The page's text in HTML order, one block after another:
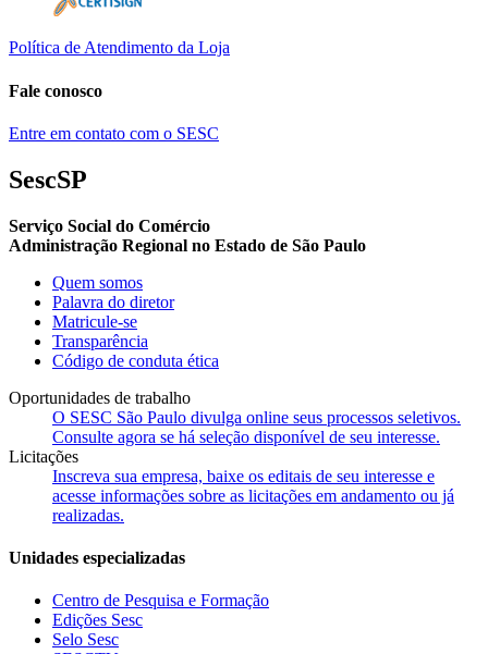
Política de Atendimento da Loja
Fale conosco
Entre em contato com o SESC
SescSP
Serviço Social do Comércio
Administração Regional no Estado de São Paulo
Quem somos
Palavra do diretor
Matricule-se
Transparência
Código de conduta ética
Oportunidades de trabalho
O SESC São Paulo divulga online seus processos seletivos.
Consulte agora se há seleção disponível de seu interesse.
Licitações
Inscreva sua empresa, baixe os editais de seu interesse e
acesse informações sobre as licitações em andamento ou já
realizadas.
Unidades especializadas
Centro de Pesquisa e Formação
Edições Sesc
Selo Sesc